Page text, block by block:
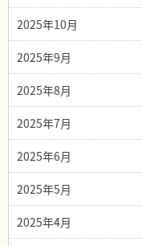
2025年10月
2025年9月
2025年8月
2025年7月
2025年6月
2025年5月
2025年4月